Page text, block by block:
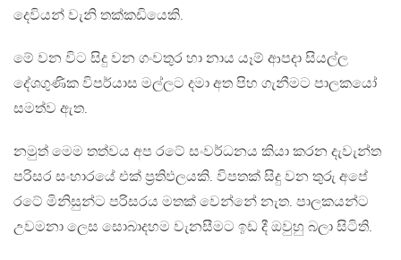
දෙවියන් වැනි තක්කඩියෙකි.
මේ වන විට සිදු වන ගංවතුර හා නාය යෑම් ආපදා සියල්ල
දේශගුණික විපර්යාස මල්ලට දමා අත පිහ ගැනීමට පාලකයෝ
සමත්ව ඇත.
නමුත් මෙම තත්වය අප රටේ සංවර්ධනය කියා කරන දැවැන්ත
පරිසර සංහාරයේ එක් ප්‍රතිඵලයකි. විපතක් සිදු වන තුරු අපේ
රටේ මිනිසුන්ට පරිසරය මතක් වෙන්නේ නැත. පාලකයන්ට
උවමනා ලෙස සොබාදහම වැනසීමට ඉඩ දී ඔවුහු බලා සිටිති.